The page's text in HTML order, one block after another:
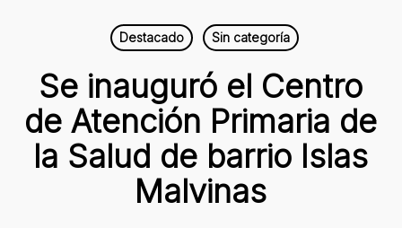
Destacado Sin categoría
Se inauguró el Centro
de Atención Primaria de
la Salud de barrio Islas
Malvinas